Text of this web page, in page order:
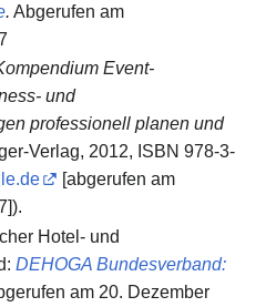
. Abgerufen am
Event-
und
professionell planen und
Verlag, 2012, ISBN 978-3-
[abgerufen am
Hotel- und
DEHOGA Bundesverband:
am 20. Dezember